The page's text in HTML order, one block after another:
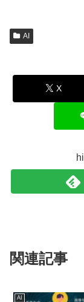
AI
X
関連記事
AI